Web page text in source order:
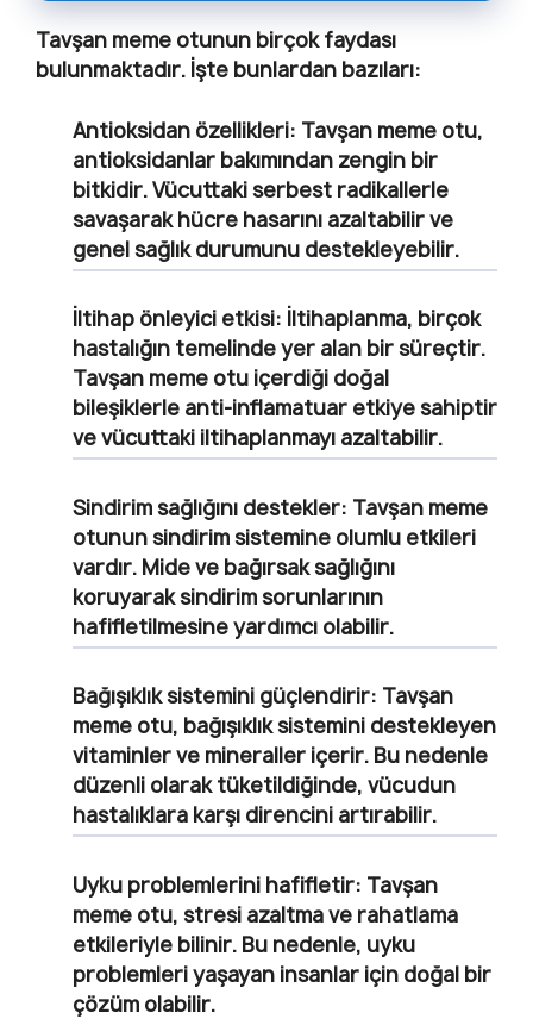
Tavşan meme otunun birçok faydası
bulunmaktadır. İşte bunlardan bazıları:
Antioksidan özellikleri: Tavşan meme otu,
antioksidanlar bakımından zengin bir
bitkidir. Vücuttaki serbest radikallerle
savaşarak hücre hasarını azaltabilir ve
genel sağlık durumunu destekleyebilir.
İltihap önleyici etkisi: İltihaplanma, birçok
hastalığın temelinde yer alan bir süreçtir.
Tavşan meme otu içerdiği doğal
bileşiklerle anti-inflamatuar etkiye sahiptir
ve vücuttaki iltihaplanmayı azaltabilir.
Sindirim sağlığını destekler: Tavşan meme
otunun sindirim sistemine olumlu etkileri
vardır. Mide ve bağırsak sağlığını
koruyarak sindirim sorunlarının
hafifletilmesine yardımcı olabilir.
Bağışıklık sistemini güçlendirir: Tavşan
meme otu, bağışıklık sistemini destekleyen
vitaminler ve mineraller içerir. Bu nedenle
düzenli olarak tüketildiğinde, vücudun
hastalıklara karşı direncini artırabilir.
Uyku problemlerini hafifletir: Tavşan
meme otu, stresi azaltma ve rahatlama
etkileriyle bilinir. Bu nedenle, uyku
problemleri yaşayan insanlar için doğal bir
çözüm olabilir.